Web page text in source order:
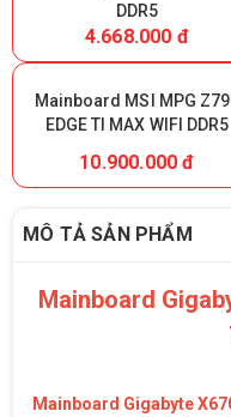
DDR5
4.668.000 đ
Mainboard MSI MPG
EDGE TI MAX WIFI DDR5
10.900.000 đ
MÔ TẢ SẢN PHẨM
Mainboard
Mainboard Gigabyte